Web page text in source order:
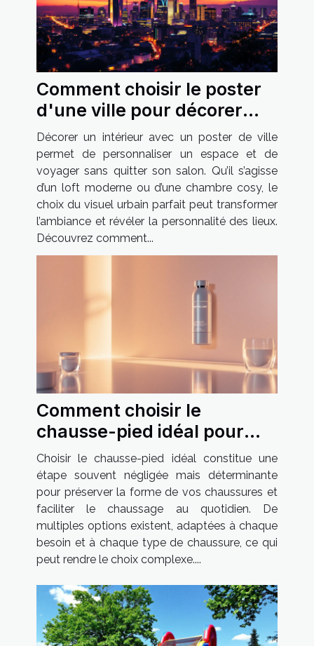
Comment choisir le poster
d'une ville pour décorer
votre intérieur ?
Décorer un intérieur avec un poster de ville
permet de personnaliser un espace et de
voyager sans quitter son salon. Qu’il s’agisse
d’un loft moderne ou d’une chambre cosy, le
choix du visuel urbain parfait peut transformer
l’ambiance et révéler la personnalité des lieux.
Découvrez comment...
Comment choisir le
chausse-pied idéal pour
vos besoins ?
Choisir le chausse-pied idéal constitue une
étape souvent négligée mais déterminante
pour préserver la forme de vos chaussures et
faciliter le chaussage au quotidien. De
multiples options existent, adaptées à chaque
besoin et à chaque type de chaussure, ce qui
peut rendre le choix complexe....